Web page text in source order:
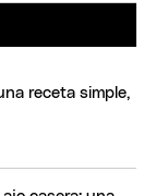
receta simple,